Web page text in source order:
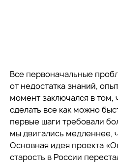
Все первоначальные
от недостатка знаний,
момент заключался в том,
сделать все как можно
первые шаги требовали
мы двигались медленнее,
Основная идея проекта
старость в России